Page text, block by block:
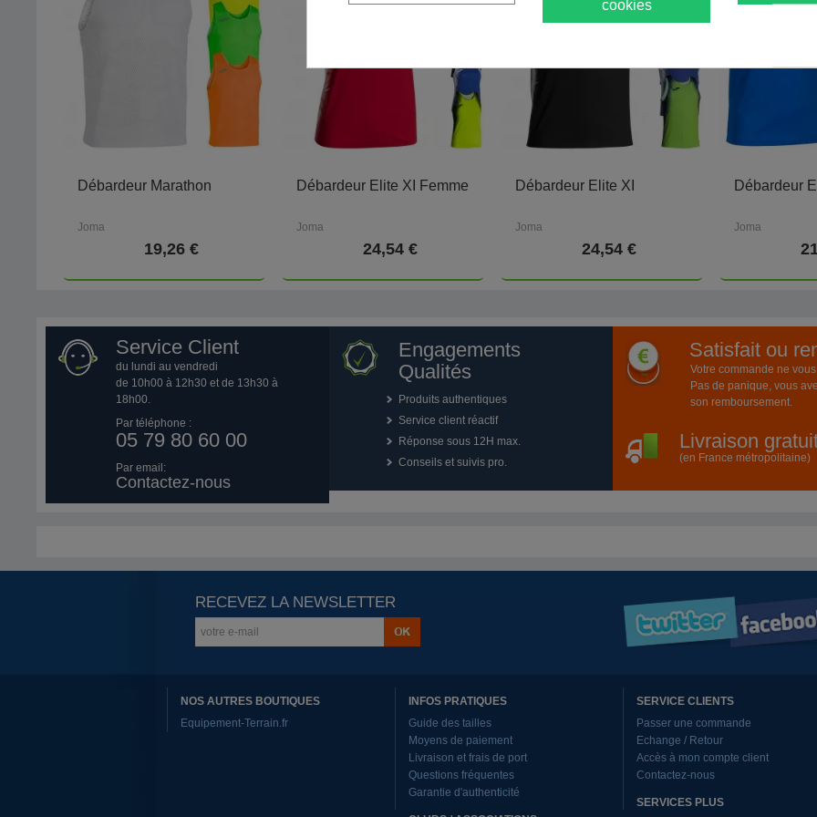
Débardeur Marathon
Joma
19,26 €
Débardeur Elite XI Femme
Joma
24,54 €
Débardeur Elite XI
Joma
24,54 €
Débardeur
Joma
Service Client
du lundi au vendredi
de 10h00 à 12h30 et de 13h30 à
18h00.
Par téléphone :
05 79 80 60 00
Par email:
Contactez-nous
Engagements
Qualités
Produits authentiques
Service client réactif
Réponse sous 12H max.
Conseils et suivis pro.
Satisfait ou
Votre commande ne
Pas de panique, vous
son remboursement.
Livraison
(en France métropolitaine)
RECEVEZ LA NEWSLETTER
NOS AUTRES BOUTIQUES
Equipement-Terrain.fr
INFOS PRATIQUES
Guide des tailles
Moyens de paiement
Livraison et frais de port
Questions fréquentes
Garantie d'authenticité
SERVICE CLIENTS
Passer une commande
Echange / Retour
Accès à mon compte client
Contactez-nous
SERVICES PLUS
cookies